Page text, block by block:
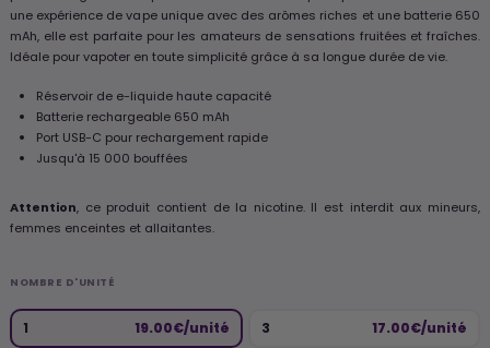
une expérience de vape unique avec des arômes riches et une batterie 650
mAh, elle est parfaite pour les amateurs de sensations fruitées et fraîches.
Idéale pour vapoter en toute simplicité grâce à sa longue durée de vie.
Réservoir de e-liquide haute capacité
Batterie rechargeable 650 mAh
Port USB-C pour rechargement rapide
Jusqu'à 15 000 bouffées
Attention, ce produit contient de la nicotine. Il est interdit aux mineurs,
femmes enceintes et allaitantes.
NOMBRE D'UNITÉ
1 19.00€/unité 3 17.00€/unité